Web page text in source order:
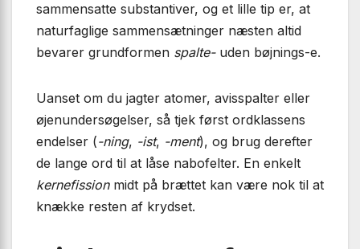
sammensatte substantiver, og et lille tip er, at
naturfaglige sammensætninger næsten altid
bevarer grundformen spalte-uden bøjnings-e.
Uanset om du jagter atomer, avisspalter eller
øjenundersøgelser, så tjek først ordklassens
endelser (-ning, -ist, -ment), og brug derefter
de lange ord til at låse nabofelter. En enkelt
kernefissionmidt på brættet kan være nok til at
knække resten af krydset.